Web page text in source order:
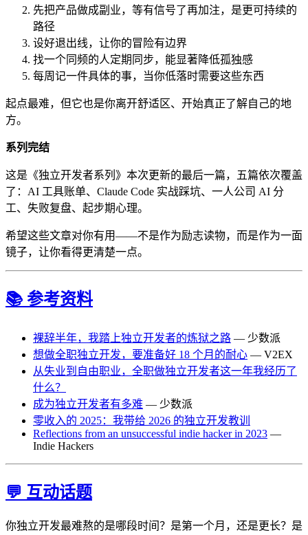
先把产品做成副业，等有信号了再加注，是更可持续的
路径
设好退出线，让你的冒险有边界
找一个同频的人定期同步，能显著降低孤独感
每周记一件具体的事，当你低落时需要这些东西
起点最难，但它也是你离开舒适区、开始真正了解自己的地
方。
系列完结
这是《独立开发者系列》本次更新的最后一篇，五篇依次覆盖
了：AI 工具账单、Claude Code 实战踩坑、一人公司 AI 分
工、失败复盘、起步期心理。
希望这些文章对你有用——不是作为励志读物，而是作为一面
镜子，让你看得更清楚一点。
📚 参考资料
裸辞半年，我踏上独立开发者的炼狱之路 — 少数派
想做全职独立开发，要准备好 18 个月的耐心 — V2EX
从失业到自由职业，全职做独立开发者这一年我经历了
什么？
成为独立开发者有多难 — 少数派
零收入的 2025：我带给 2026 的独立开发教训
Reflections from an unsuccessful indie hacker in 2023 —
Indie Hackers
💬 互动话题
你独立开发最难熬的是哪段时间？是第一个月，还是更长？是